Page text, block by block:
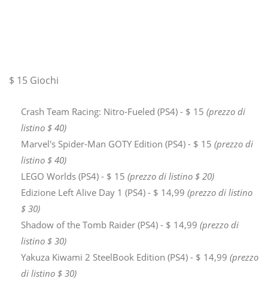
$ 15 Giochi
Crash Team Racing: Nitro-Fueled (PS4) - $ 15 (prezzo di
listino $ 40)
Marvel's Spider-Man GOTY Edition (PS4) - $ 15 (prezzo di
listino $ 40)
LEGO Worlds (PS4) - $ 15 (prezzo di listino $ 20)
Edizione Left Alive Day 1 (PS4) - $ 14,99 (prezzo di listino
$ 30)
Shadow of the Tomb Raider (PS4) - $ 14,99 (prezzo di
listino $ 30)
Yakuza Kiwami 2 SteelBook Edition (PS4) - $ 14,99 (prezzo
di listino $ 30)